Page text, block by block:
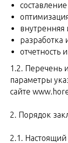
внутренняя
разработка
отчетность
1.2. Перечень
параметры
сайте
2. Порядок
2.1.